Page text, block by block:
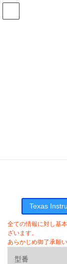
コ
ナ
Texas
全ての情報に対し基
ざいます。
あらかじめ御了承願い
型番